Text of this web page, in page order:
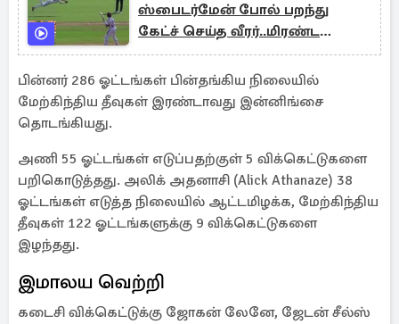
ஸ்பைடர்மேன் போல் பறந்து
கேட்ச் செய்த வீரர்..மிரண்ட
எதிரணி
பின்னர் 286 ஓட்டங்கள் பின்தங்கிய நிலையில்
மேற்கிந்திய தீவுகள் இரண்டாவது இன்னிங்சை
தொடங்கியது.
அணி 55 ஓட்டங்கள் எடுப்பதற்குள் 5 விக்கெட்டுகளை
பறிகொடுத்தது. அலிக் அதனாசி (Alick Athanaze) 38
ஓட்டங்கள் எடுத்த நிலையில் ஆட்டமிழக்க, மேற்கிந்திய
தீவுகள் 122 ஓட்டங்களுக்கு 9 விக்கெட்டுகளை
இழந்தது.
இமாலய வெற்றி
கடைசி விக்கெட்டுக்கு ஜோகன் லேனே, ஜேடன் சீல்ஸ்